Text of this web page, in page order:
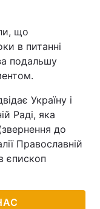
що
в питанні
подальшу
Україну і
Раді, яка
до
Православній
єпископ